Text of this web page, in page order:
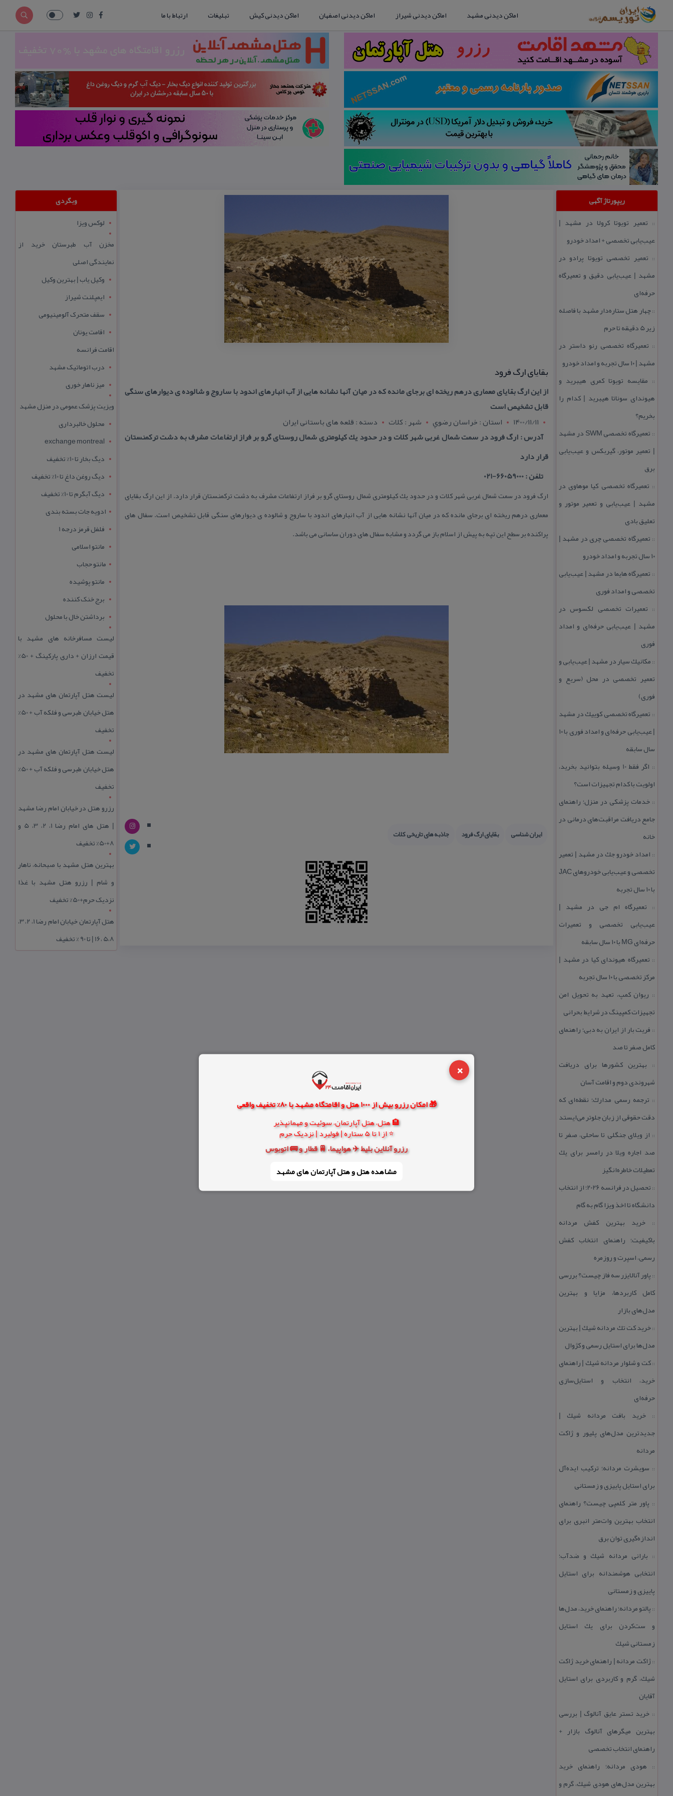
×
🎁 امکان رزرو بیش از 1000 هتل و اقامتگاه مشهد با 80% تخفیف واقعی
🏨 هتل، هتل آپارتمان، سوئیت و مهمانپذیر
⭐ از 1 تا 5 ستاره | فولبرد | نزدیک حرم
رزرو آنلاین بلیط ✈️ هواپیما، 🚆 قطار و 🚌 اتوبوس
مشاهده هتل و هتل‌ آپارتمان های مشهد
اماکن دیدنی مشهد اماکن دیدنی شیراز اماکن دیدنی اصفهان اماکن دیدنی کیش تبلیغات ارتباط با ما
ریپورتاژ آگهی
:: تعمیر تویوتا كرولا در مشهد |
عیب‌یابی تخصصی + امداد خودرو
:: تعمیر تخصصی تویوتا پرادو در
مشهد | عیب‌یابی دقیق و تعمیرگاه
حرفه‌ای
::چهار هتل‌ ستاره‌دار مشهد با فاصله
زیر 5 دقیقه تا حرم
:: تعمیرگاه تخصصی رنو داستر در
مشهد | ۱۰ سال تجربه و امداد خودرو
:: مقایسه تویوتا كمری هیبرید و
هیوندای سوناتا هیبرید | كدام را
بخریم؟
::
تعمیرگاه تخصصی SWM در مشهد
| تعمیر موتور، گیربكس و عیب‌یابی
برق
:: تعمیرگاه تخصصی كیا موهاوی در
مشهد | عیب‌یابی و تعمیر موتور و
تعلیق بادی
:: تعمیرگاه تخصصی چری در مشهد |
۱۰ سال تجربه و امداد خودرو
:: تعمیرگاه هایما در مشهد | عیب‌یابی
تخصصی و امداد فوری
:: تعمیرات تخصصی لكسوس در
مشهد | عیب‌یابی حرفه‌ای و امداد
فوری
:: مكانیك سیار در مشهد | عیب‌یابی و
تعمیر تخصصی در محل (سریع و
فوری)
:: تعمیرگاه تخصصی كوییك در مشهد
| عیب‌یابی حرفه‌ای و امداد فوری با ۱۰
سال سابقه
::
اگر فقط 10 وسیله بتوانید بخرید،
اولویت با كدام تجهیزات است؟
:: خدمات پزشكی در منزل؛ راهنمای
جامع دریافت مراقبت‌های درمانی در
خانه
:: امداد خودرو جك در مشهد | تعمیر
تخصصی و عیب‌یابی خودروهای JAC
با ۱۰ سال تجربه
:: تعمیرگاه ام جی در مشهد |
عیب‌یابی تخصصی و تعمیرات
حرفه‌ای MG با ۱۰ سال سابقه
:: تعمیرگاه هیوندای كیا در مشهد |
مركز تخصصی با ۱۰ سال تجربه
:: ریوان كمپ، تعهد به تحویل امن
تجهیزات كمپینگ در شرایط بحرانی
:: فریت بار از ایران به دبی؛ راهنمای
كامل صفر تا صد
:: بهترین كشورها برای دریافت
شهروندی دوم و اقامت آسان
:: ترجمه رسمی مدارك؛ نقطه‌ای كه
دقت حقوقی از زبان جلوتر می‌ایستد
:: از ویلای جنگلی تا ساحلی، صفر تا
صد اجاره ویلا در رامسر برای یك
تعطیلات خاطره‌انگیز
::
تحصیل در فرانسه 2026؛ از انتخاب
دانشگاه تا اخذ ویزا گام به گام
::خرید بهترین كفش مردانه
باكیفیت؛ راهنمای انتخاب كفش
رسمی، اسپرت و روزمره
:: پاور آنالایزر سه فاز چیست؟ بررسی
كامل كاربردها، مزایا و بهترین
مدل‌های بازار
::خرید كت تك مردانه شیك | بهترین
مدل‌ها برای استایل رسمی و كژوال
::كت و شلوار مردانه شیك | راهنمای
خرید، انتخاب و استایل‌سازی
حرفه‌ای
::خرید بافت مردانه شیك |
جدیدترین مدل‌های پلیور و ژاكت
مردانه
:: سویشرت مردانه؛ تركیب ایده‌آل
برای استایل پاییزی و زمستانی
:: پاور متر كلمپی چیست؟ راهنمای
انتخاب بهترین وات‌متر انبری برای
اندازه‌گیری توان برق
:: بارانی مردانه شیك و ضدآب؛
انتخابی هوشمندانه برای استایل
پاییزی و زمستانی
:: پالتو مردانه؛ راهنمای خرید، مدل‌ها
و ست‌كردن برای یك استایل
زمستانی شیك
::ژاكت مردانه | راهنمای خرید ژاكت
شیك، گرم و كاربردی برای استایل
آقایان
:: خرید تستر عایق آنالوگ | بررسی
بهترین میگرهای آنالوگ بازار +
راهنمای انتخاب تخصصی
:: هودی مردانه؛ راهنمای خرید
بهترین مدل‌های هودی شیك، گرم و
بقایای ارگ فرود
از این ارگ بقایای معماری درهم ریخته ای برجای مانده كه در میان آنها نشانه هایی از آب انبارهای اندود با ساروج و شالوده ی دیوارهای سنگی
قابل تشخیص است
1400/11/11
استان : خراسان رضوي شهر : کلات
دسته : قلعه های باستانی ایران
آدرس : ارگ فرود در سمت شمال غربی شهر كلات و در حدود یك كیلومتری شمال روستای گرو بر فراز ارتفاعات مشرف به دشت تركمنستان
قرار دارد
تلفن : 66059000-021
ارگ فرود در سمت شمال غربی شهر كلات و در حدود یك كیلومتری شمال روستای گرو بر فراز ارتفاعات مشرف به دشت تركمنستان قرار دارد. از این ارگ بقایای
معماری درهم ریخته ای برجای مانده كه در میان آنها نشانه هایی از آب انبارهای اندود با ساروج و شالوده ی دیوارهای سنگی قابل تشخیص است. سفال های
پراكنده بر سطح این تپه به پیش از اسلام باز می گردد و مشابه سفال های دوران ساسانی می باشد.
ایران شناسی بقایای ارگ فرود جاذبه های تاریخی كلات
وبگردی
لوکس ویزا
مخزن آب طبرستان خرید از
نمایندگی اصلی
وکیل یاب | بهترین وکیل
ایمپلنت شیراز
سقف متحرک آلومینیومی
اقامت یونان
اقامت فرانسه
درب اتوماتیک مشهد
میز ناهار خوری
ویزیت پزشک عمومی در منزل مشهد
محلول خالبرداری
exchange montreal
دیگ بخار تا 10% تخفیف
دیگ روغن داغ تا 10% تخفیف
دیگ آبگرم تا 10% تخفیف
ادویه جات بسته بندی
فلفل قرمز درجه 1
مانتو اسلامی
مانتو حجاب
مانتو پوشیده
برج خنک کننده
برداشتن خال با محلول
لیست مسافرخانه های مشهد با
قیمت ارزان + داری پارکینگ + 50%
تخفیف
لیست هتل آپارتمان های مشهد در
هتل خیابان طبرسی و فلکه آب + 50%
تخفیف
لیست هتل آپارتمان های مشهد در
هتل خیابان طبرسی و فلکه آب + 50%
تخفیف
رزرو هتل در خیابان امام رضا مشهد
| هتل‌ های امام رضا 1، 2، 3، 5 و
8+50% تخفیف
بهترین هتل مشهد با صبحانه، ناهار
و شام | رزرو هتل مشهد با غذا
نزدیک حرم+50% تخفیف
هتل آپارتمان خیابان امام رضا 1، 2، 3،
5،8 ،16 | تا 90 % تخفیف